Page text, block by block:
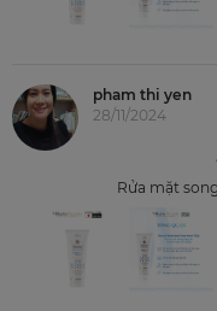
pham thi yen
28/11/2024
Rửa mặt